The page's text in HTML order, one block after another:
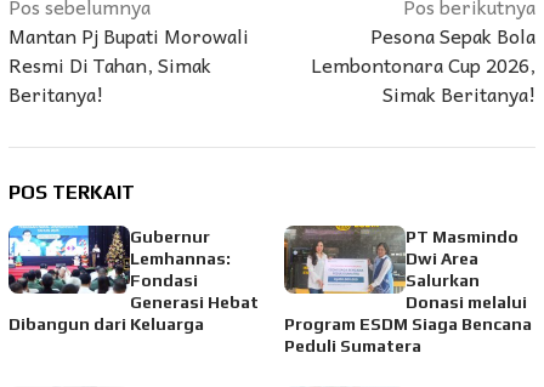
Navigasi
pos
Pos sebelumnya
Mantan Pj Bupati Morowali
Resmi Di Tahan, Simak
Beritanya!
Pos berikutnya
Pesona Sepak Bola
Lembontonara Cup 2026,
Simak Beritanya!
POS TERKAIT
Gubernur
Lemhannas:
Fondasi
Generasi Hebat
Dibangun dari Keluarga
PT Masmindo
Dwi Area
Salurkan
Donasi melalui
Program ESDM Siaga Bencana
Peduli Sumatera